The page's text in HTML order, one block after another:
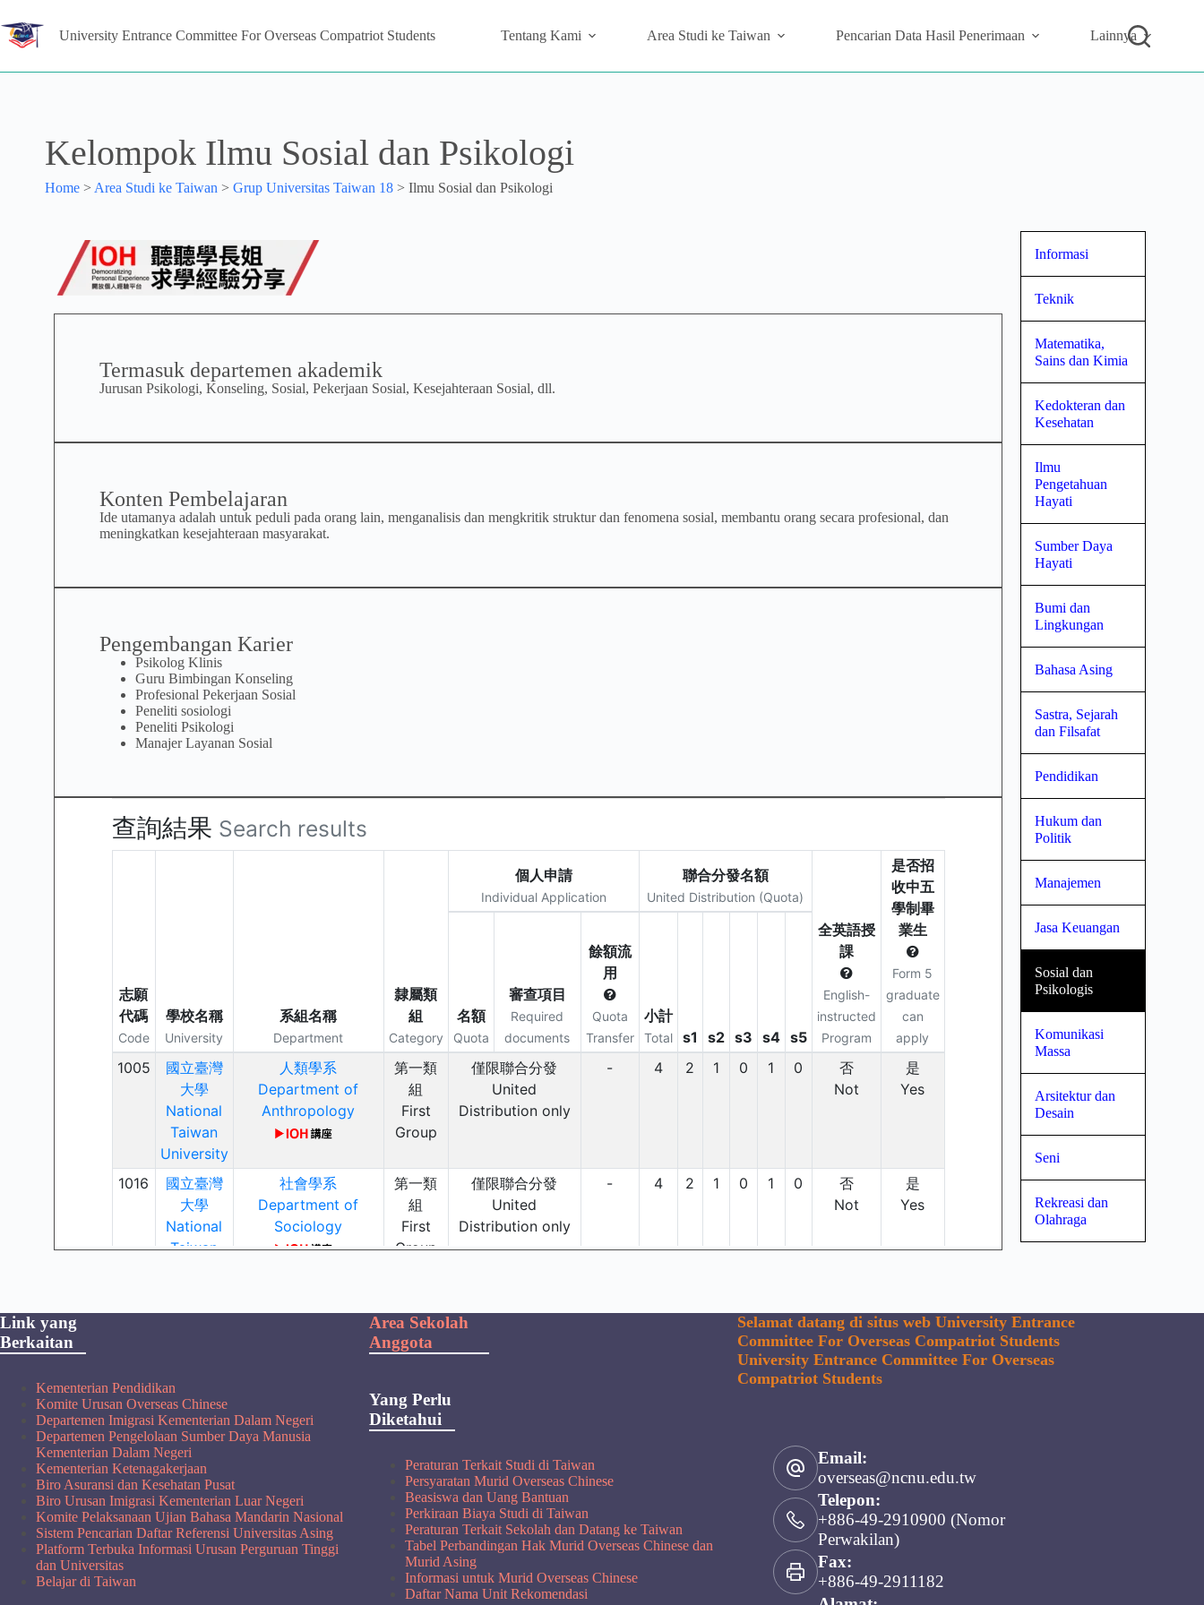
University Entrance Committee For Overseas Compatriot Students Tentang Kami Area Studi ke Taiwan Pencarian Data Hasil Penerimaan Lainnya
Kelompok Ilmu Sosial dan Psikologi
Home > Area Studi ke Taiwan >Grup Universitas Taiwan 18 >Ilmu Sosial dan Psikologi
Informasi
Teknik
Matematika,
Sains dan Kimia
Kedokteran dan
Kesehatan
Ilmu
Pengetahuan
Hayati
Sumber Daya
Hayati
Bumi dan
Lingkungan
Bahasa Asing
Sastra, Sejarah
dan Filsafat
Pendidikan
Hukum dan
Politik
Manajemen
Jasa Keuangan
Sosial dan
Psikologis
Komunikasi
Massa
Arsitektur dan
Desain
Seni
Rekreasi dan
Olahraga
Termasuk departemen akademik
Jurusan Psikologi, Konseling, Sosial, Pekerjaan Sosial, Kesejahteraan Sosial, dll.
Konten Pembelajaran
Ide utamanya adalah untuk peduli pada orang lain, menganalisis dan mengkritik struktur dan fenomena sosial, membantu orang secara profesional, dan
meningkatkan kesejahteraan masyarakat.
Pengembangan Karier
Psikolog Klinis
Guru Bimbingan Konseling
Profesional Pekerjaan Sosial
Peneliti sosiologi
Peneliti Psikologi
Manajer Layanan Sosial
Link yang
Berkaitan
Kementerian Pendidikan
Komite Urusan Overseas Chinese
Departemen Imigrasi Kementerian Dalam Negeri
Departemen Pengelolaan Sumber Daya Manusia
Kementerian Dalam Negeri
Kementerian Ketenagakerjaan
Biro Asuransi dan Kesehatan Pusat
Biro Urusan Imigrasi Kementerian Luar Negeri
Komite Pelaksanaan Ujian Bahasa Mandarin Nasional
Sistem Pencarian Daftar Referensi Universitas Asing
Platform Terbuka Informasi Urusan Perguruan Tinggi
dan Universitas
Belajar di Taiwan
Area Sekolah
Anggota
Yang Perlu
Diketahui
Peraturan Terkait Studi di Taiwan
Persyaratan Murid Overseas Chinese
Beasiswa dan Uang Bantuan
Perkiraan Biaya Studi di Taiwan
Peraturan Terkait Sekolah dan Datang ke Taiwan
Tabel Perbandingan Hak Murid Overseas Chinese dan
Murid Asing
Informasi untuk Murid Overseas Chinese
Daftar Nama Unit Rekomendasi
Selamat datang di situs web University Entrance
Committee For Overseas Compatriot Students
University Entrance Committee For Overseas
Compatriot Students
Email:
overseas@ncnu.edu.tw
Telepon:
+886-49-2910900 (Nomor
Perwakilan)
Fax:
+886-49-2911182